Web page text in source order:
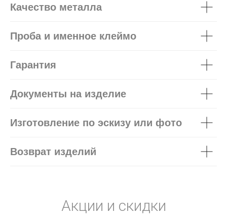
Качество металла
Проба и именное клеймо
Гарантия
Документы на изделие
Изготовление по эскизу или фото
Возврат изделий
Акции и скидки